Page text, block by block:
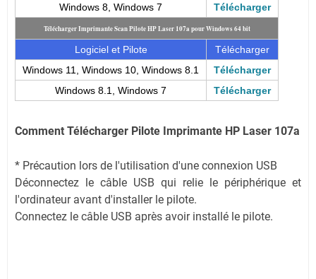
Windows 8, Windows 7
Télécharger
Télécharger Imprimante Scan Pilote HP Laser 107a pour Windows 64 bit
Logiciel et Pilote
Télécharger
Windows 11, Windows 10, Windows 8.1
Télécharger
Windows 8.1, Windows 7
Télécharger
Comment Télécharger Pilote Imprimante HP Laser 107a
* Précaution lors de l'utilisation d'une connexion USB
Déconnectez le câble USB qui relie le périphérique et
l'ordinateur avant d'installer le pilote.
Connectez le câble USB après avoir installé le pilote.